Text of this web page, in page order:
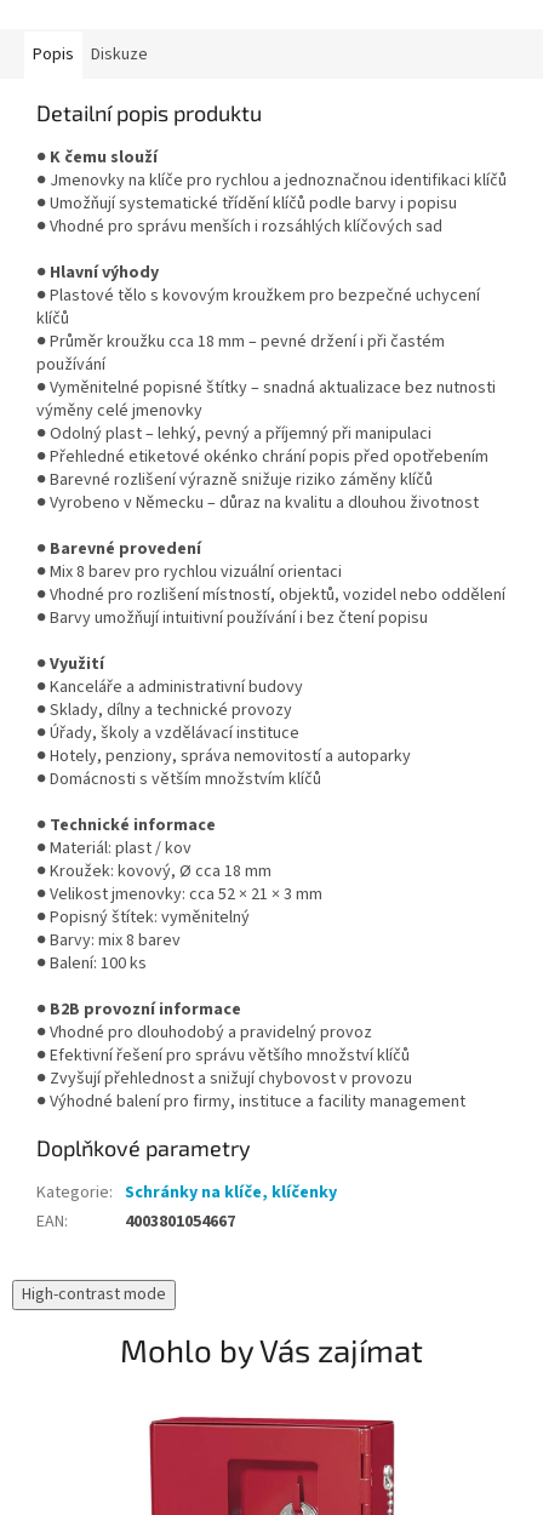
Popis
Diskuze
Detailní popis produktu
● K čemu slouží
● Jmenovky na klíče pro rychlou a jednoznačnou identifikaci klíčů
● Umožňují systematické třídění klíčů podle barvy i popisu
● Vhodné pro správu menších i rozsáhlých klíčových sad
● Hlavní výhody
● Plastové tělo s kovovým kroužkem pro bezpečné uchycení
klíčů
● Průměr kroužku cca 18 mm – pevné držení i při častém
používání
● Vyměnitelné popisné štítky – snadná aktualizace bez nutnosti
výměny celé jmenovky
● Odolný plast – lehký, pevný a příjemný při manipulaci
● Přehledné etiketové okénko chrání popis před opotřebením
● Barevné rozlišení výrazně snižuje riziko záměny klíčů
● Vyrobeno v Německu – důraz na kvalitu a dlouhou životnost
● Barevné provedení
● Mix 8 barev pro rychlou vizuální orientaci
● Vhodné pro rozlišení místností, objektů, vozidel nebo oddělení
● Barvy umožňují intuitivní používání i bez čtení popisu
●Využití
● Kanceláře a administrativní budovy
● Sklady, dílny a technické provozy
● Úřady, školy a vzdělávací instituce
● Hotely, penziony, správa nemovitostí a autoparky
● Domácnosti s větším množstvím klíčů
● Technické informace
● Materiál: plast / kov
● Kroužek: kovový, Ø cca 18 mm
● Velikost jmenovky: cca 52 × 21 × 3 mm
● Popisný štítek: vyměnitelný
● Barvy: mix 8 barev
● Balení: 100 ks
● B2B provozní informace
● Vhodné pro dlouhodobý a pravidelný provoz
● Efektivní řešení pro správu většího množství klíčů
● Zvyšují přehlednost a snižují chybovost v provozu
● Výhodné balení pro firmy, instituce a facility management
Doplňkové parametry
Kategorie: Schránky na klíče, klíčenky
EAN: 4003801054667
High-contrast mode
Mohlo by Vás zajímat